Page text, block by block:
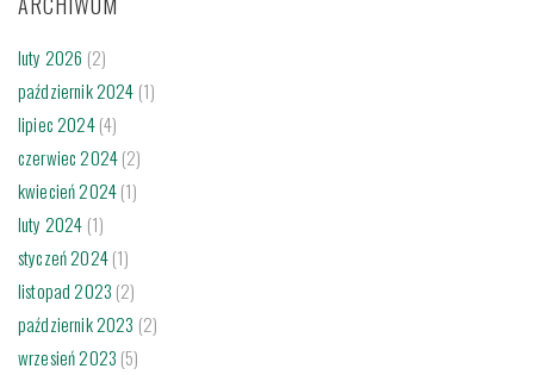
luty 2026 (2)
październik 2024 (1)
lipiec 2024(4)
czerwiec 2024(2)
kwiecień 2024(1)
luty 2024 (1)
styczeń 2024(1)
listopad 2023 (2)
październik 2023 (2)
wrzesień 2023 (5)